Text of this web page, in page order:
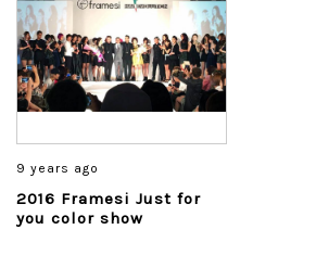
9 years ago
2016 Framesi Just for
you color show